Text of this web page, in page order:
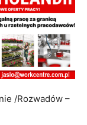
/Rozwadów –